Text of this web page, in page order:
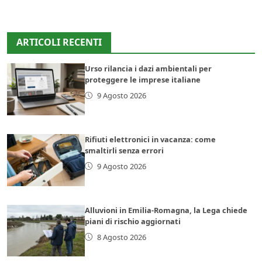
ARTICOLI RECENTI
Urso rilancia i dazi ambientali per
proteggere le imprese italiane
9 Agosto 2026
Rifiuti elettronici in vacanza: come
smaltirli senza errori
9 Agosto 2026
Alluvioni in Emilia-Romagna, la Lega chiede
piani di rischio aggiornati
8 Agosto 2026